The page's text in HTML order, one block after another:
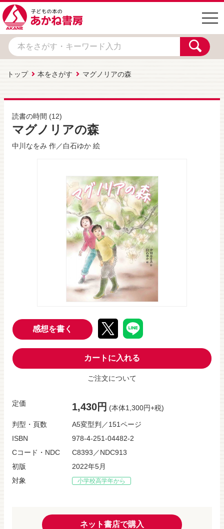
トップ 本をさがす マグノリアの森
読書の時間 (12)
マグノリアの森
中川なをみ 作／白石ゆか 絵
感想を書く
カートに入れる
ご注文について
定価 1,430円 (本体1,300円+税)
判型・頁数
A5変型判／151ページ
ISBN
978-4-251-04482-2
Cコード・NDC
C8393／NDC913
初版
2022年5月
対象
小学校高学年から
ネット書店で購入